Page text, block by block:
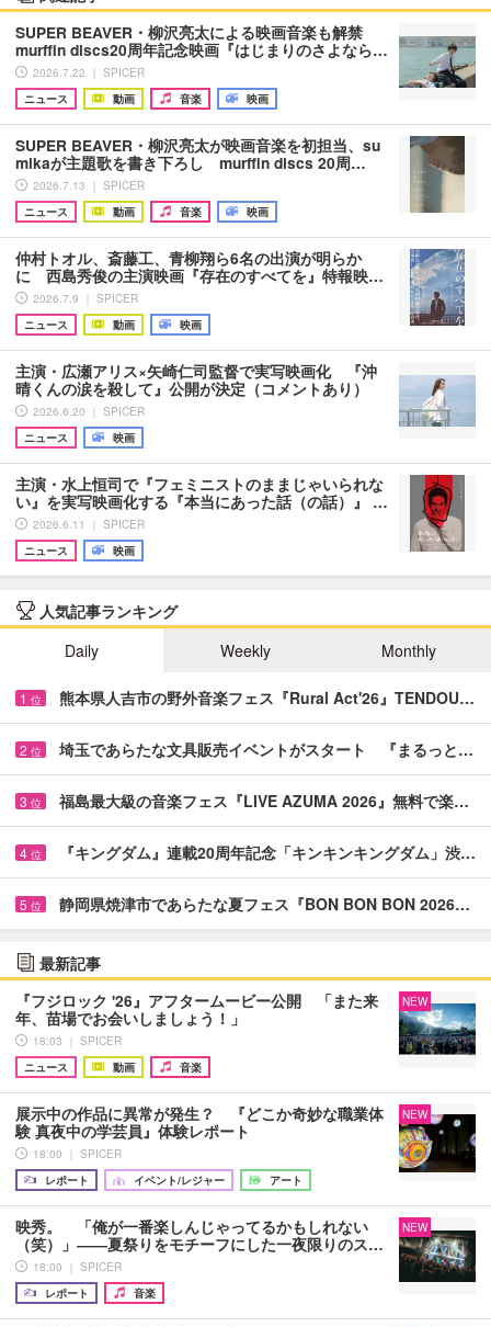
SUPER BEAVER・柳沢亮太による映画音楽も解禁
murffin discs20周年記念映画『はじまりのさよなら…
2026.7.22 ｜ SPICER
ニュース
動画 音楽 映画
SUPER BEAVER・柳沢亮太が映画音楽を初担当、su
mikaが主題歌を書き下ろし murffin discs 20周…
2026.7.13 ｜ SPICER
ニュース
動画 音楽 映画
仲村トオル、斎藤工、青柳翔ら6名の出演が明らか
に 西島秀俊の主演映画『存在のすべてを』特報映…
2026.7.9 ｜ SPICER
ニュース
動画 映画
主演・広瀬アリス×矢崎仁司監督で実写映画化 『沖
晴くんの涙を殺して』公開が決定（コメントあり）
2026.6.20 ｜ SPICER
ニュース
映画
主演・水上恒司で『フェミニストのままじゃいられな
い』を実写映画化する『本当にあった話（の話）』 …
2026.6.11 ｜ SPICER
ニュース
映画
人気記事ランキング
Daily
Weekly Monthly
1 位 熊本県人吉市の野外音楽フェス『Rural Act'26』TENDOU…
2 位 埼玉であらたな文具販売イベントがスタート 『まるっと…
3 位 福島最大級の音楽フェス『LIVE AZUMA 2026』無料で楽…
4 位 『キングダム』連載20周年記念「キンキンキングダム」渋…
5 位 静岡県焼津市であらたな夏フェス『BON BON BON 2026…
最新記事
『フジロック '26』アフタームービー公開 「また来
年、苗場でお会いしましょう！」
18:03 ｜ SPICER
ニュース
動画 音楽
NEW
展示中の作品に異常が発生？ 『どこか奇妙な職業体
験 真夜中の学芸員』体験レポート
18:00 ｜ SPICER
レポート
イベント/レジャー アート
NEW
映秀。 「俺が一番楽しんじゃってるかもしれない
（笑）」――夏祭りをモチーフにした一夜限りのス…
18:00 ｜ SPICER
レポート
音楽
NEW